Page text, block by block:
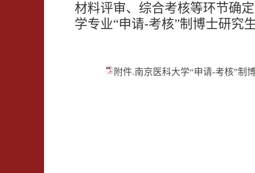
材料评审、综合考核等环节确
学专业“申请-考核”制博士研究
附件.南京医科大学“申请-考核”制